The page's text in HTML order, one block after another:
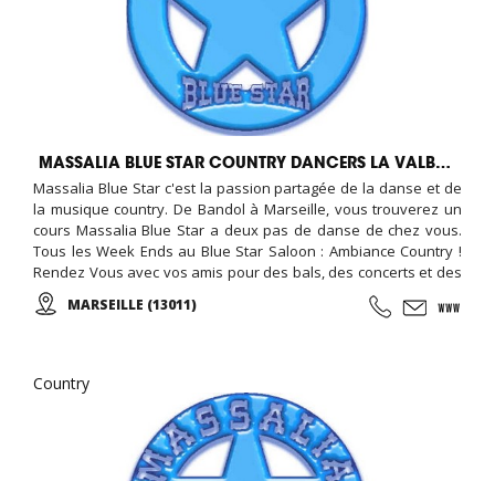
MASSALIA BLUE STAR COUNTRY DANCERS LA VALBARELLE
Massalia Blue Star c'est la passion partagée de la danse et de
la musique country. De Bandol à Marseille, vous trouverez un
cours Massalia Blue Star a deux pas de danse de chez vous.
Tous les Week Ends au Blue Star Saloon : Ambiance Country !
Rendez Vous avec vos amis pour des bals, des concerts et des
Fêtes Country, ...
MARSEILLE (13011)
Country